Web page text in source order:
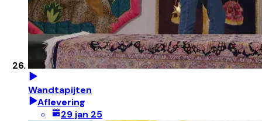
Wandtapijten
Aflevering
29 jan 25